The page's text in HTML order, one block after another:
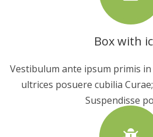
Box with
Vestibulum ante ipsum primis
ultrices posuere cubilia
Suspendisse